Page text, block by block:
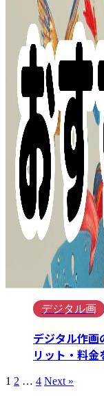
デジタル画
デジタル作画
リット・料金
1 2 … 4 Next »